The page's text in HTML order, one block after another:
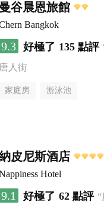
曼谷晨恩旅館
Bangkok
9.3 好極了 135 點評
唐人街
家庭房 游泳池
皮尼斯酒店
Hotel
9.1 好極了 62 點評